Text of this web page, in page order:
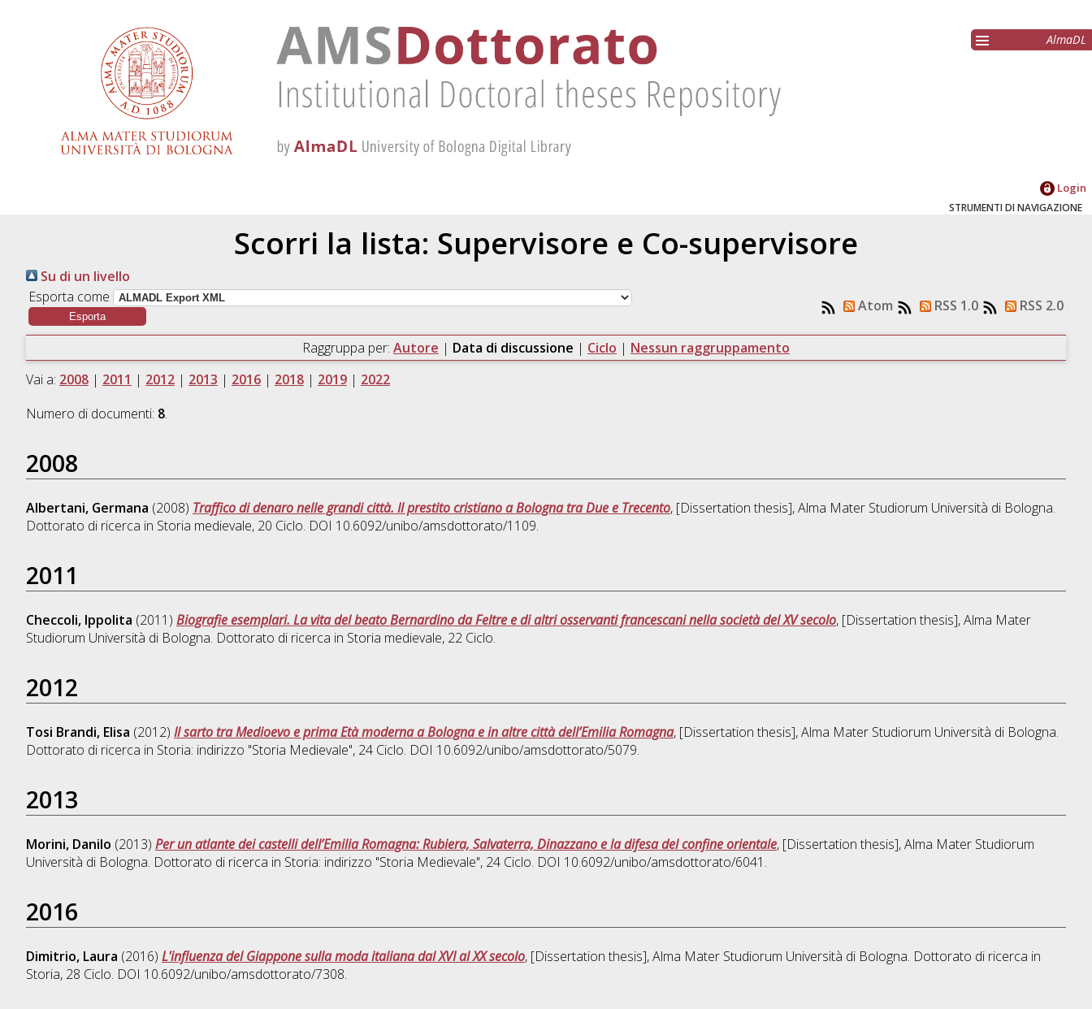
AlmaDL
Login
STRUMENTI DI NAVIGAZIONE
Scorri la lista: Supervisore e Co-supervisore
Su di un livello
Esporta come
Atom RSS 1.0 RSS 2.0
Raggruppa per: Autore | Data di discussione | Ciclo | Nessun raggruppamento
Vai a: 2008| 2011 | 2012| 2013 | 2016| 2018| 2019| 2022
Numero di documenti: 8.
2008
Albertani, Germana (2008) Traffico di denaro nelle grandi città. Il prestito cristiano a Bologna tra Due e Trecento, [Dissertation thesis], Alma Mater Studiorum Università di Bologna.
Dottorato di ricerca in Storia medievale, 20 Ciclo. DOI 10.6092/unibo/amsdottorato/1109.
2011
Checcoli, Ippolita (2011) Biografie esemplari. La vita del beato Bernardino da Feltre e di altri osservanti francescani nella società del XV secolo, [Dissertation thesis], Alma Mater
Studiorum Università di Bologna. Dottorato di ricerca in Storia medievale, 22 Ciclo.
2012
Tosi Brandi, Elisa (2012) Il sarto tra Medioevo e prima Età moderna a Bologna e in altre città dell’Emilia Romagna, [Dissertation thesis], Alma Mater Studiorum Università di Bologna.
Dottorato di ricerca in Storia: indirizzo "Storia Medievale", 24 Ciclo. DOI 10.6092/unibo/amsdottorato/5079.
2013
Morini, Danilo (2013) Per un atlante dei castelli dell’Emilia Romagna: Rubiera, Salvaterra, Dinazzano e la difesa del confine orientale, [Dissertation thesis], Alma Mater Studiorum
Università di Bologna. Dottorato di ricerca in Storia: indirizzo "Storia Medievale", 24 Ciclo. DOI 10.6092/unibo/amsdottorato/6041.
2016
Dimitrio, Laura (2016) L'influenza del Giappone sulla moda italiana dal XVI al XX secolo, [Dissertation thesis], Alma Mater Studiorum Università di Bologna. Dottorato di ricerca in
Storia, 28 Ciclo. DOI 10.6092/unibo/amsdottorato/7308.